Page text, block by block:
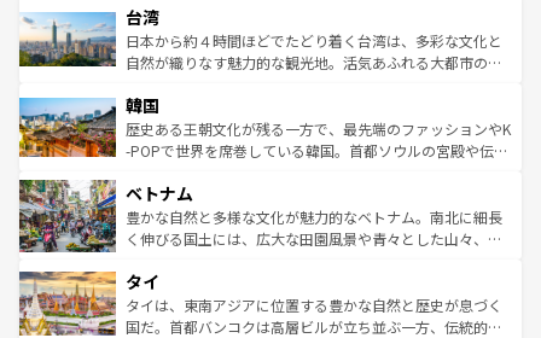
情報は
人々、おいしいローカルフードやハワイアンミュージッ
ク、伝統的なフラダンスなど、すべてがハワイの魅力を彩
っている。訪れるたびに新しい発見と感動が待っているハ
はコンテンツ一覧
リアリーフや大陸中央部にそびえるウルル（エアーズロッ
ク）、タスマニアの美しい原生林やケアンズの熱帯雨林な
ど、見どころがたくさん。また、カフェやワイン、オージ
いる。アクティビティも充実しており、サーフィンやダイ
ビング、ハイキングなど、アウトドア好きにはたまらな
い。オーストラリアの多彩な魅力を存分に味わいつくそ
参照してほしい。
台湾
日本から約４時間ほどでたどり着く台湾は、多彩な文化と
自然が織りなす魅力的な観光地。活気あふれる大都市の台
ン）、静ひつな山岳地帯である台湾東部など、都市の喧騒
と山間の静けさが共存しており、訪れる人に新しい発見と
驚きをもたらしてくれる。また、奥深い台湾の食文化も魅
容にもいいと評判のスイーツなど、バラエティ豊かな料理
が味わえる。 なお、新着の台湾情報は コンテンツ一覧を参
照してほしい。
韓国
歴史ある王朝文化が残る一方で、最先端のファッションやK
-POPで世界を席巻している韓国。首都ソウルの宮殿や伝統
き、地方に足を延ばせば四季折々の自然美を楽しむことが
できる。そして、キムチや焼肉、絶品のストリートフード
まで、さまざまな韓国料理が待っている。夜には、韓国な
リティに包まれながら、韓国の多彩な魅力を心ゆくまで味
わってみてほしい。 なお、新着の韓国情報はコンテンツ一
覧を参照してほしい。
ベトナム
豊かな自然と多様な文化が魅力的なベトナム。南北に細長
く伸びる国土には、広大な田園風景や青々とした山々、世
急速な発展と共に伝統が息づく。ハノイの古い町並みやホ
ーチミン市のフランス統治時代の建物も、独特の雰囲気を
醸し出している。また、バラエティの豊かさとおいしさで
タイ
タイは、東南アジアに位置する豊かな自然と歴史が息づく
国だ。首都バンコクは高層ビルが立ち並ぶ一方、伝統的な